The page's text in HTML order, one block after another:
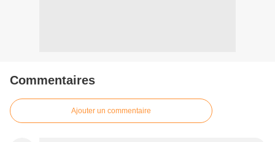
Commentaires
Ajouter un commentaire